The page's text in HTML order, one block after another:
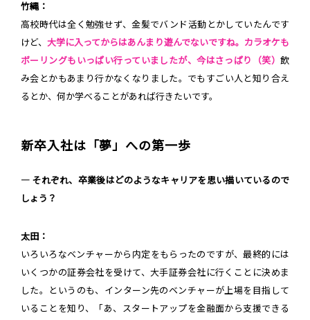
竹縄：
高校時代は全く勉強せず、金髪でバンド活動とかしていたんです
けど、大学に入ってからはあんまり遊んでないですね。カラオケも
ボーリングもいっぱい行っていましたが、今はさっぱり（笑） 飲
み会とかもあまり行かなくなりました。でもすごい人と知り合え
るとか、何か学べることがあれば行きたいです。
新卒入社は「夢」への第一歩
― それぞれ、卒業後はどのようなキャリアを思い描いているので
しょう？
太田：
いろいろなベンチャーから内定をもらったのですが、最終的には
いくつかの証券会社を受けて、大手証券会社に行くことに決めま
した。というのも、インターン先のベンチャーが上場を目指して
いることを知り、「あ、スタートアップを金融面から支援できる